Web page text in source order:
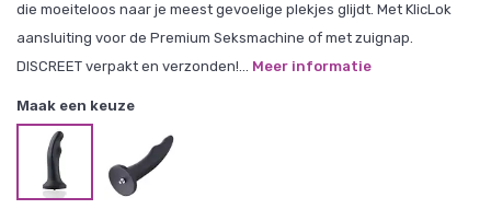
die moeiteloos naar je meest gevoelige plekjes glijdt. Met KlicLok
aansluiting voor de Premium Seksmachine of met zuignap.
DISCREET verpakt en verzonden!... Meer informatie
Maak een keuze